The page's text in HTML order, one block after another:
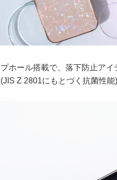
ホール搭載で、落下防止アイ
Z 2801にもとづく抗菌性能